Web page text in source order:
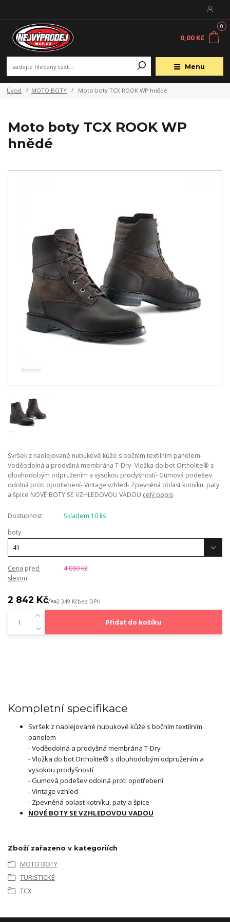
Menu
0
0,00 Kč
Úvod MOTO BOTY Moto boty TCX ROOK WP hnědé
Moto boty TCX ROOK WP
hnědé
Svršek z naolejované nubukové kůže s bočním textilním panelem-
Voděodolná a prodyšná membrána T-Dry- Vložka do bot Ortholite® s
dlouhodobým odpružením a vysokou prodyšností- Gumová podešev
odolná proti opotřebení- Vintage vzhled- Zpevněná oblast kotníku, paty
a špice NOVÉ BOTY SE VZHLEDOVOU VADOU celý popis
Dostupnost
Skladem 10 ks
boty
Cena před
slevou
4 060 Kč
2 842 Kč/ks2 349 Kčbez DPH
Přidat do košíku
Kompletní specifikace
Svršek z naolejované nubukové kůže s bočním textilním
panelem
- Voděodolná a prodyšná membrána T-Dry
- Vložka do bot Ortholite® s dlouhodobým odpružením a
vysokou prodyšností
- Gumová podešev odolná proti opotřebení
- Vintage vzhled
- Zpevněná oblast kotníku, paty a špice
NOVÉ BOTY SE VZHLEDOVOU VADOU
Zboží zařazeno v kategoriích
MOTO BOTY
TURISTICKÉ
TCX